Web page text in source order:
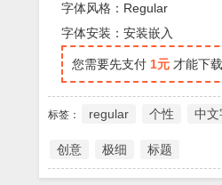
字体风格：Regular
字体安装：安装嵌入
您需要先支付 1元 才能下
标签： regular 个性 中文
创意 极细 标题